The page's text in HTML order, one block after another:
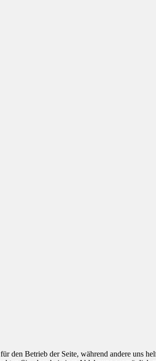
den Betrieb der Seite, während andere uns